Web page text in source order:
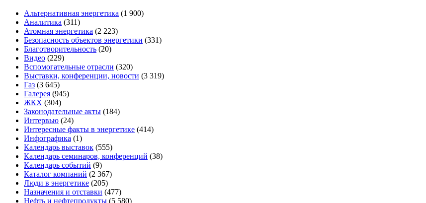
Альтернативная энергетика (1 900)
Аналитика (311)
Атомная энергетика (2 223)
Безопасность объектов энергетики (331)
Благотворительность (20)
Видео (229)
Вспомогательные отрасли (320)
Выставки, конференции, новости (3 319)
Газ (3 645)
Галерея (945)
ЖКХ (304)
Законодательные акты (184)
Интервью (24)
Интересные факты в энергетике (414)
Инфографика (1)
Календарь выставок (555)
Календарь семинаров, конференций (38)
Календарь событий (9)
Каталог компаний (2 367)
Люди в энергетике (205)
Назначения и отставки (477)
Нефть и нефтепродукты (5 580)